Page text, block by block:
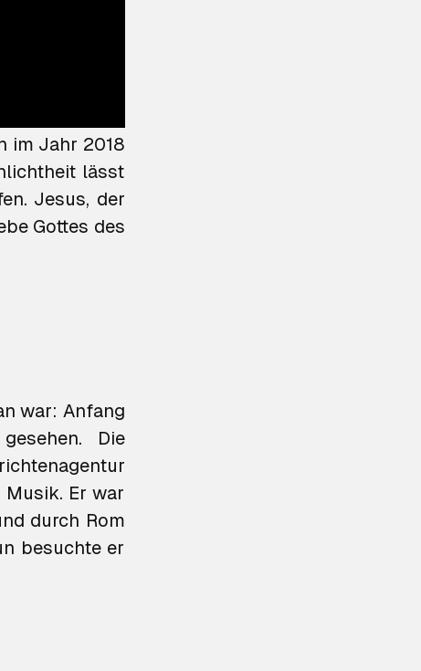
das
im Jahr 2018
lässt
Jesus, der
Gottes des
war: Anfang
Die
Musik. Er war
durch Rom
besuchte er